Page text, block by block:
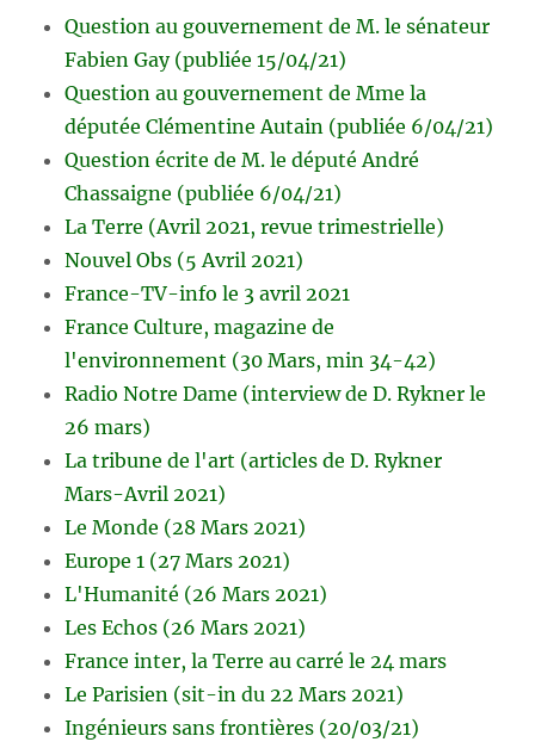
Question au gouvernement de M. le sénateur
Fabien Gay (publiée 15/04/21)
Question au gouvernement de Mme la
députée Clémentine Autain (publiée 6/04/21)
Question écrite de M. le député André
Chassaigne (publiée 6/04/21)
La Terre (Avril 2021, revue trimestrielle)
Nouvel Obs (5 Avril 2021)
France-TV-info le 3 avril 2021
France Culture, magazine de
l'environnement (30 Mars, min 34-42)
Radio Notre Dame (interview de D. Rykner le
26 mars)
La tribune de l'art (articles de D. Rykner
Mars-Avril 2021)
Le Monde (28 Mars 2021)
Europe 1 (27 Mars 2021)
L'Humanité (26 Mars 2021)
Les Echos (26 Mars 2021)
France inter, la Terre au carré le 24 mars
Le Parisien (sit-in du 22 Mars 2021)
Ingénieurs sans frontières (20/03/21)